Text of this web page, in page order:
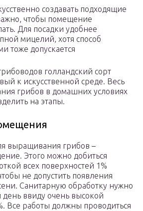
создавать подходящие
чтобы помещение
Для посадки удобнее
мицелий, хотя способ
тоже допускается
голландский сорт
к искусственной среде. Весь
грибов в домашних условиях
на этапы.
выращивания грибов –
Этого можно добиться
всех поверхностей 1%
не допустить появления
Санитарную обработку нужно
ввиду очень высокой
Все работы должны проводиться